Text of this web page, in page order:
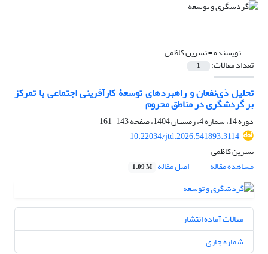
نویسنده =نسرین کاظمی
تعداد مقالات: 1
تحلیل ذی‌نفعان و راهبردهای توسعۀ کارآفرینی اجتماعی با تمرکز
بر گردشگری در مناطق محروم
دوره 14، شماره 4، زمستان 1404، صفحه
143-161
10.22034/jtd.2026.541893.3114
نسرین کاظمی
مشاهده مقاله
اصل مقاله 1.09 M
مقالات آماده انتشار
شماره جاری